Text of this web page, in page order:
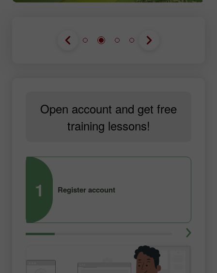
Open account and get free
training lessons!
1 Register account